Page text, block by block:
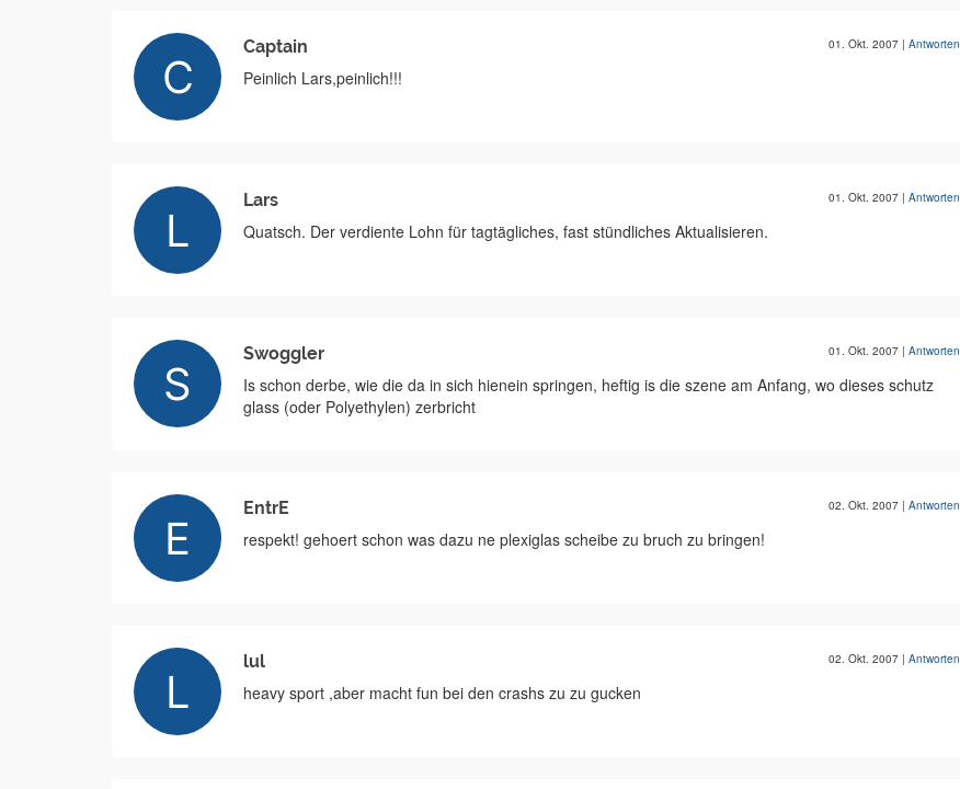
Captain 01. Okt. 2007 | Antworten
Peinlich Lars,peinlich!!!
Lars 01. Okt. 2007 | Antworten
Quatsch. Der verdiente Lohn für tagtägliches, fast stündliches Aktualisieren.
Swoggler 01. Okt. 2007 | Antworten
Is schon derbe, wie die da in sich hienein springen, heftig is die szene am Anfang, wo dieses schutz
glass (oder Polyethylen) zerbricht
EntrE 02. Okt. 2007 | Antworten
respekt! gehoert schon was dazu ne plexiglas scheibe zu bruch zu bringen!
lul 02. Okt. 2007 | Antworten
heavy sport ,aber macht fun bei den crashs zu zu gucken